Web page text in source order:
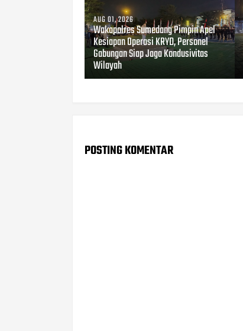
AUG 01, 2026
Wakapolres Sumedang Pimpin Apel
Kesiapan Operasi KRYD, Personel
Gabungan Siap Jaga Kondusivitas
Wilayah
POSTING KOMENTAR